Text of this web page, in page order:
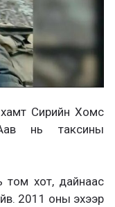
хамт Сирийн Хомс
нь таксины
том хот, дайнаас
2011 оны эхээр